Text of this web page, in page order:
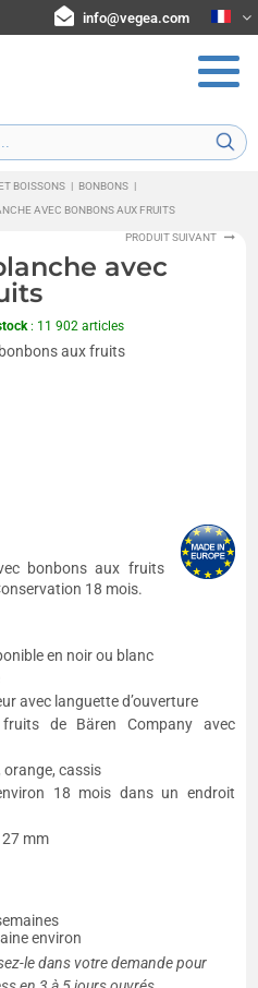
info@vegea.com
BOISSONS | BONBONS |
AVEC BONBONS AUX FRUITS
PRODUIT SUIVANT
avec
: 11 902 articles
bonbons aux fruits
18 mois.
en noir ou blanc
avec languette d’ouverture
de Bären Company avec
orange, cassis
18 mois dans un endroit
27 mm
environ
le dans votre demande pour